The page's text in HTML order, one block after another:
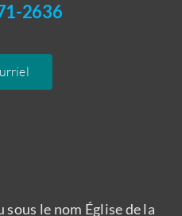
2636
le nom Église de la